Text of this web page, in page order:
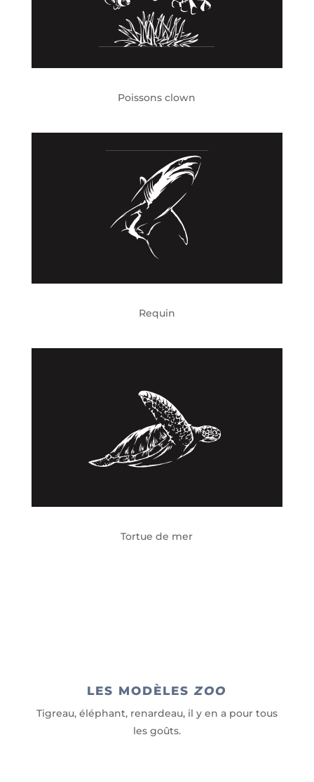
Poissons clown
Requin
Tortue de mer
LES MODÈLESZOO
Tigreau, éléphant, renardeau, il y en a pour tous
les goûts.